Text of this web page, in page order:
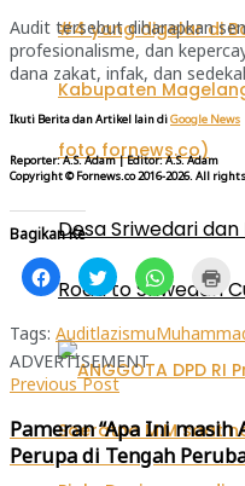
Desa Sriwedari
Road to Sriwedari
Audit tersebut diharapkan
profesionalisme, dan
dana zakat, infak, dan
Ikuti Berita dan Artikel lain diGoogle News
Reporter: A.S. Adam | Editor: A.S. Adam
Copyright © Fornews.co 2016-2026. All
Bagikan Ke
Klik
untuk
membagikan
Facebook(Membuka
di
jendela
yang
baru)
Klik
untuk
berbagi
Twitter(Membuka
di
jendela
yang
baru)
Klik
untuk
berbagi
di
jendela
yang
Tags: Auditlazismu
ADVERTISEMENT
Previous Post
Pameran “Apa Ini masih
Perupa di Tengah